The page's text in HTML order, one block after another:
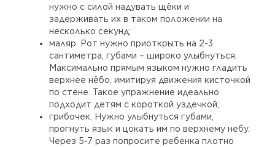
нужно с силой надувать щёки и
задерживать их в таком положении на
несколько секунд;
маляр. Рот нужно приоткрыть на 2-3
сантиметра, губами – широко улыбнуться.
Максимально прямым языком нужно гладить
верхнее нёбо, имитируя движения кисточкой
по стене. Такое упражнение идеально
подходит детям с короткой уздечкой;
грибочек. Нужно улыбнуться губами,
прогнуть язык и цокать им по верхнему небу.
Через 5-7 раз попросите ребенка плотно